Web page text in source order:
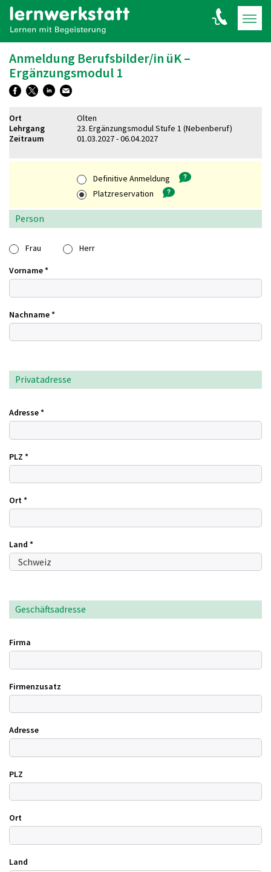
Anmeldung Berufsbilder/in üK –
Ergänzungsmodul 1
Ort
Olten
Lehrgang
23. Ergänzungsmodul Stufe 1 (Nebenberuf)
Zeitraum
01.03.2027 - 06.04.2027
Definitive Anmeldung
Platzreservation
Person
Frau Herr
Vorname*
Nachname*
Privatadresse
Adresse*
PLZ *
Ort*
Land *
Geschäftsadresse
Firma
Firmenzusatz
Adresse
PLZ
Ort
Land